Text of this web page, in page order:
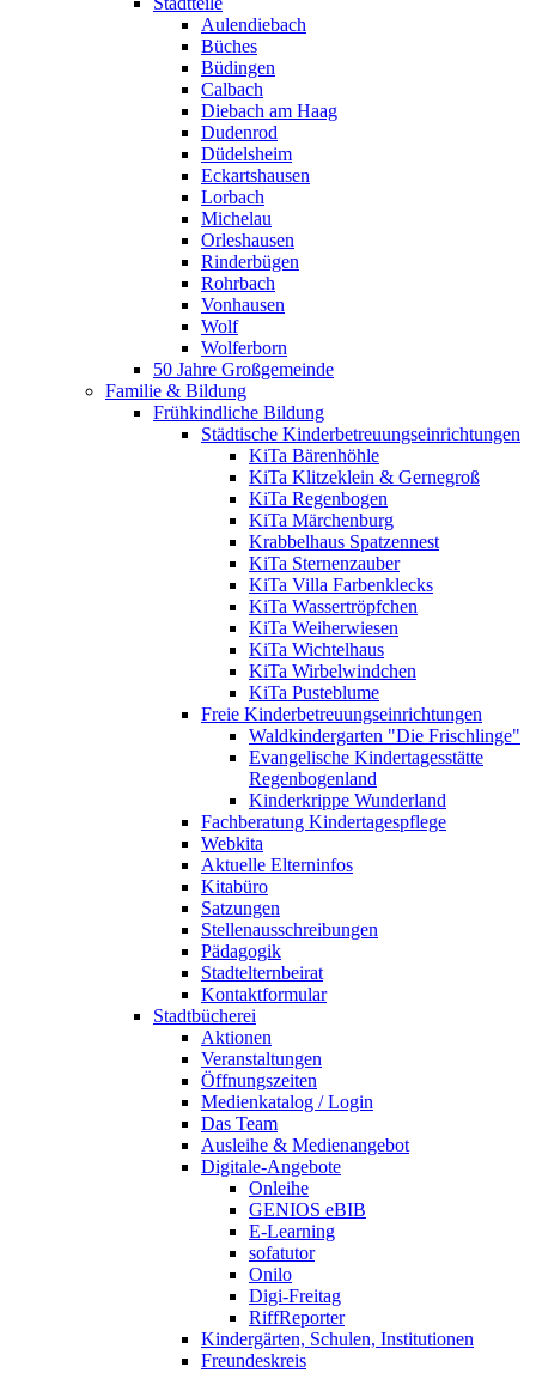
Aulendiebach
Büches
Büdingen
Calbach
Diebach am Haag
Dudenrod
Düdelsheim
Eckartshausen
Lorbach
Michelau
Orleshausen
Rinderbügen
Rohrbach
Vonhausen
Wolf
Wolferborn
50 Jahre Großgemeinde
Familie & Bildung
Frühkindliche Bildung
Städtische Kinderbetreuungseinrichtungen
KiTa Bärenhöhle
KiTa Klitzeklein & Gernegroß
KiTa Regenbogen
KiTa Märchenburg
Krabbelhaus Spatzennest
KiTa Sternenzauber
KiTa Villa Farbenklecks
KiTa Wassertröpfchen
KiTa Weiherwiesen
KiTa Wichtelhaus
KiTa Wirbelwindchen
KiTa Pusteblume
Freie Kinderbetreuungseinrichtungen
Waldkindergarten "Die Frischlinge"
Evangelische Kindertagesstätte
Regenbogenland
Kinderkrippe Wunderland
Fachberatung Kindertagespflege
Webkita
Aktuelle Elterninfos
Kitabüro
Satzungen
Stellenausschreibungen
Pädagogik
Stadtelternbeirat
Kontaktformular
Stadtbücherei
Aktionen
Veranstaltungen
Öffnungszeiten
Medienkatalog / Login
Das Team
Ausleihe & Medienangebot
Digitale-Angebote
Onleihe
GENIOS eBIB
E-Learning
sofatutor
Onilo
Digi-Freitag
RiffReporter
Kindergärten, Schulen, Institutionen
Freundeskreis